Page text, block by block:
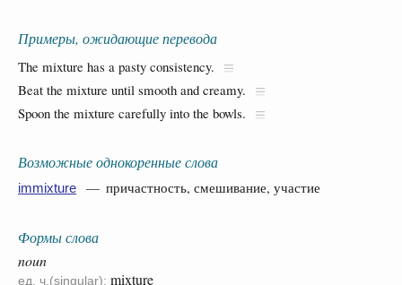
Примеры, ожидающие перевода
The mixture has a pasty consistency.
Beat the mixture until smooth and creamy.
Spoon the mixture carefully into the bowls.
Возможные однокоренные слова
immixture — причастность, смешивание, участие
Формы слова
noun
ед. ч.(singular): mixture